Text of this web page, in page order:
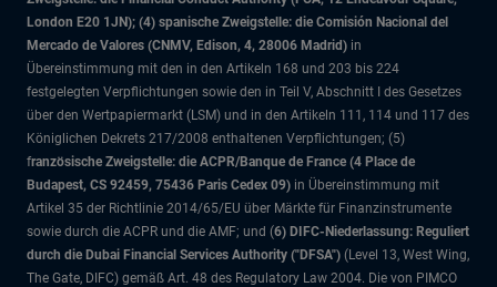
London E20 1JN); (4) spanische Zweigstelle: die Comisión Nacional del
Mercado de Valores (CNMV, Edison, 4, 28006 Madrid) in
Übereinstimmung mit den in den Artikeln 168 und 203 bis 224
festgelegten Verpflichtungen sowie den in Teil V, Abschnitt I des Gesetzes
über den Wertpapiermarkt (LSM) und in den Artikeln 111, 114 und 117 des
Königlichen Dekrets 217/2008 enthaltenen Verpflichtungen; (5)
französische Zweigstelle: die ACPR/Banque de France (4 Place de
Budapest, CS 92459, 75436 Paris Cedex 09) in Übereinstimmung mit
Artikel 35 der Richtlinie 2014/65/EU über Märkte für Finanzinstrumente
sowie durch die ACPR und die AMF; und (6) DIFC-Niederlassung: Reguliert
durch die Dubai Financial Services Authority ("DFSA") (Level 13, West Wing,
The Gate, DIFC) gemäß Art. 48 des Regulatory Law 2004. Die von PIMCO